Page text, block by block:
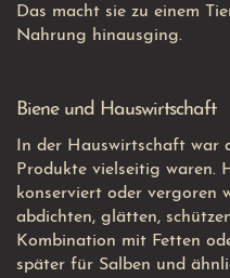
Das macht sie zu einem
Nahrung hinausging.
Biene und Hauswirtschaft
In der Hauswirtschaft war
Produkte vielseitig waren.
konserviert oder vergoren
abdichten, glätten,
Kombination mit Fetten
später für Salben und